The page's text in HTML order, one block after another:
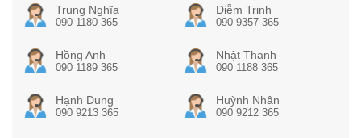
Trung Nghĩa
090 1180 365
Diễm Trinh
090 9357 365
Hồng Anh
090 1189 365
Nhật Thanh
090 1188 365
Hạnh Dung
090 9213 365
Huỳnh Nhân
090 9212 365